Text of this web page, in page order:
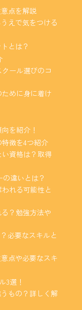
点を解説
えで気をつける
とは？
ール選びのコ
めに身に着け
を紹介！
徴を4つ紹介
資格は？取得
違いとは？
れる可能性と
？勉強方法や
必要なスキルと
点や必要なスキ
3選！
もの？詳しく解